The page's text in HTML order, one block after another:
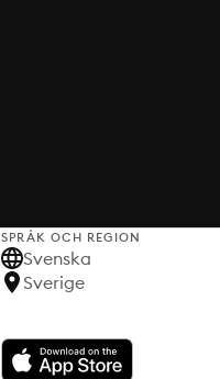
SPRÅK OCH REGION
Svenska
Sverige